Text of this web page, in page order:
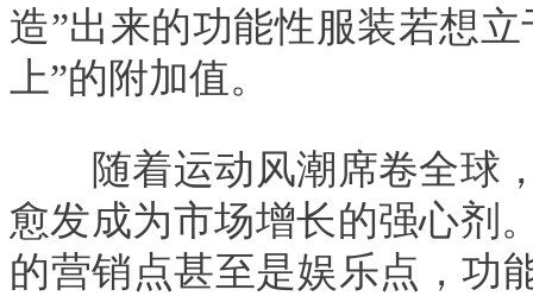
造”出来的功能性服装若想
上”的附加值。
随着运动风潮席卷全球，
愈发成为市场增长的强心剂
的营销点甚至是娱乐点，功